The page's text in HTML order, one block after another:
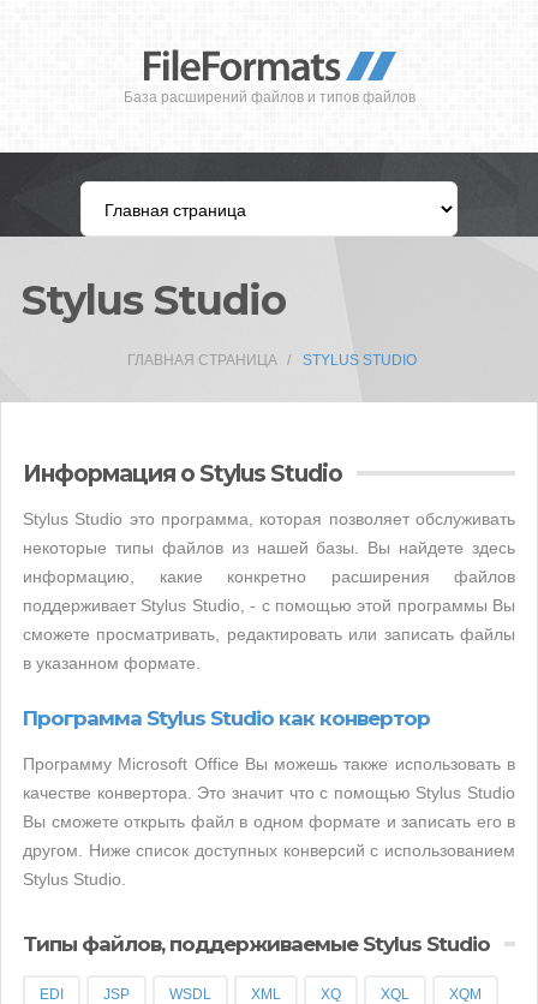
База расширений файлов и типов файлов
Stylus Studio
ГЛАВНАЯ СТРАНИЦА STYLUS STUDIO
Информация о Stylus Studio
Stylus Studio это программа, которая позволяет обслуживать
некоторые типы файлов из нашей базы. Вы найдете здесь
информацию, какие конкретно расширения файлов
поддерживает Stylus Studio, - с помощью этой программы Вы
сможете просматривать, редактировать или записать файлы
в указанном формате.
Программа Stylus Studio как конвертор
Программу Microsoft Office Вы можешь также использовать в
качестве конвертора. Это значит что с помощью Stylus Studio
Вы сможете открыть файл в одном формате и записать его в
другом. Ниже список доступных конверсий с использованием
Stylus Studio.
Типы файлов, поддерживаемые Stylus Studio
EDI JSP WSDL XML XQ XQL XQM